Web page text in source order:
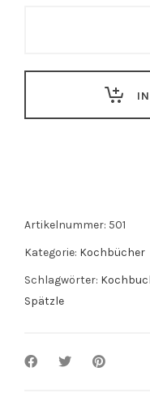
Artikelnummer: 501
Kategorie: Kochbücher
Schlagwörter:
Spätzle